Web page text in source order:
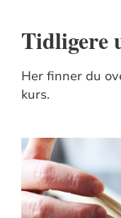
Tidligere
Her finner du
kurs.